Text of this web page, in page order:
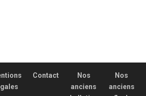
Contact
Nos
anciens
Nos
anciens